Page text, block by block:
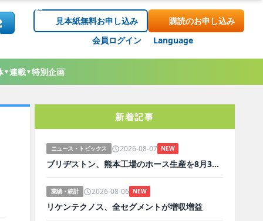
見本紙無料お申し込み
購読のお申し込み
会員ログイン
Language
▼連載▼特別企画
新着記事
ニュース・トピックス 2026-08-07 NEW
ブリヂストン、熊本工場のホース生産を8月3日から順次再開
業績・統計 2026-08-06 NEW
リケンテクノス、全セグメントが増収増益